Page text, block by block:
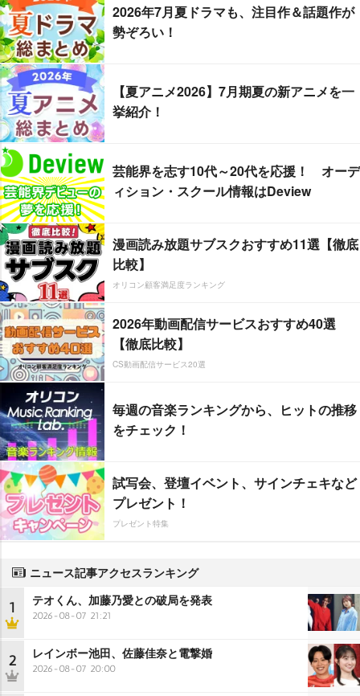
2026年7月夏ドラマも、注目作＆話題作が
勢ぞろい！
【夏アニメ2026】7月期夏の新アニメを一
挙紹介！
芸能界を志す10代～20代を応援！ オーデ
ィション・スクール情報はDeview
漫画読み放題サブスクおすすめ11選【徹底
比較】
オリコン顧客満足度ランキング
2026年動画配信サービスおすすめ40選
【徹底比較】
CS動画配信サービス20選
毎週の音楽ランキングから、ヒットの推移
をチェック！
試写会、登壇イベント、サインチェキなど
プレゼント！
プレゼント特集
ニュース記事アクセスランキング
1 テオくん、加藤乃愛との破局を発表
2026-08-07 21:21
2 レインボー池田、佐藤佳奈と電撃婚
2026-08-07 20:00